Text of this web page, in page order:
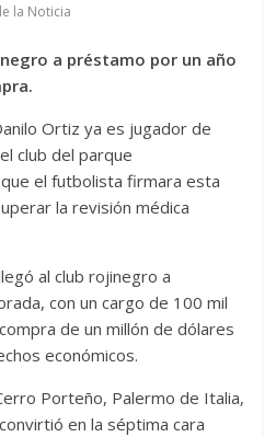
la Noticia
a préstamo por un año
Ortiz ya es jugador de
club del parque
el futbolista firmara esta
la revisión médica
al club rojinegro a
con un cargo de 100 mil
de un millón de dólares
económicos.
Porteño, Palermo de Italia,
en la séptima cara